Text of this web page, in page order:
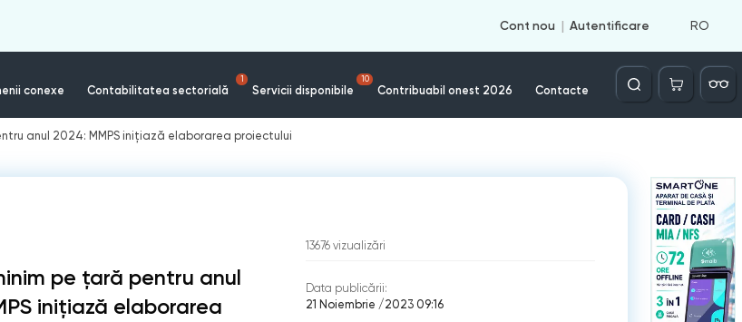
Cont nou Autentificare RO
conexe Contabilitatea sectorială
1
Servicii disponibile
10
Contribuabil onest 2026 Contacte
Căutare
anul 2024: MMPS inițiază elaborarea proiectului
pe țară pentru anul
inițiază elaborarea
13676 vizualizări
Data publicării:
21 Noiembrie /2023 09:16